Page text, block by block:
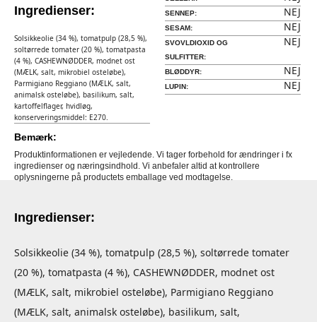
Ingredienser:
Solsikkeolie (34 %), tomatpulp (28,5 %),
soltørrede tomater (20 %), tomatpasta
(4 %), CASHEWNØDDER, modnet ost
(MÆLK, salt, mikrobiel osteløbe),
Parmigiano Reggiano (MÆLK, salt,
animalsk osteløbe), basilikum, salt,
kartoffelflager, hvidløg,
konserveringsmiddel: E270.
SENNEP: NEJ
SESAM: NEJ
SVOVLDIOXID OG
SULFITTER:
NEJ
BLØDDYR: NEJ
LUPIN: NEJ
Bemærk:
Produktinformationen er vejledende. Vi tager forbehold for ændringer i fx
ingredienser og næringsindhold. Vi anbefaler altid at kontrollere
oplysningerne på productets emballage ved modtagelse.
Ingredienser:
Solsikkeolie (34 %), tomatpulp (28,5 %), soltørrede tomater
(20 %), tomatpasta (4 %), CASHEWNØDDER, modnet ost
(MÆLK, salt, mikrobiel osteløbe), Parmigiano Reggiano
(MÆLK, salt, animalsk osteløbe), basilikum, salt,